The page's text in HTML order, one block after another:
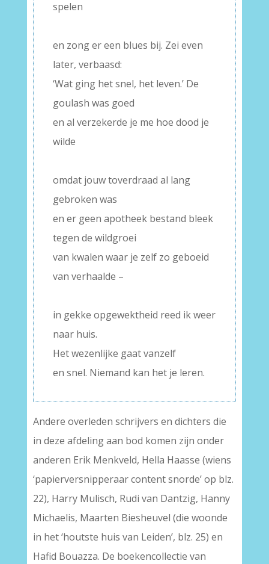
spelen
en zong er een blues bij. Zei even
later, verbaasd:
‘Wat ging het snel, het leven.’ De
goulash was goed
en al verzekerde je me hoe dood je
wilde
omdat jouw toverdraad al lang
gebroken was
en er geen apotheek bestand bleek
tegen de wildgroei
van kwalen waar je zelf zo geboeid
van verhaalde –
in gekke opgewektheid reed ik weer
naar huis.
Het wezenlijke gaat vanzelf
en snel. Niemand kan het je leren.
Andere overleden schrijvers en dichters die
in deze afdeling aan bod komen zijn onder
anderen Erik Menkveld, Hella Haasse (wiens
‘papierversnipperaar content snorde’ op blz.
22), Harry Mulisch, Rudi van Dantzig, Hanny
Michaelis, Maarten Biesheuvel (die woonde
in het ‘houtste huis van Leiden’, blz. 25) en
Hafid Bouazza. De boekencollectie van